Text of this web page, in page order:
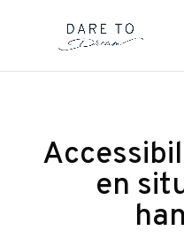
en